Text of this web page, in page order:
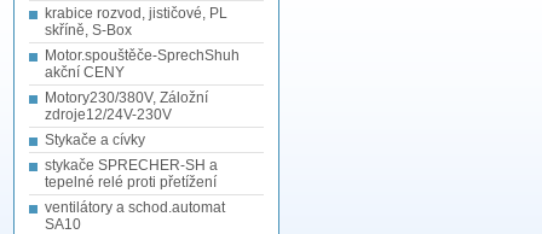
krabice rozvod, jističové, PL
skříně, S-Box
Motor.spouštěče-SprechShuh
akční CENY
Motory230/380V, Záložní
zdroje12/24V-230V
Stykače a cívky
stykače SPRECHER-SH a
tepelné relé proti přetížení
ventilátory a schod.automat
SA10